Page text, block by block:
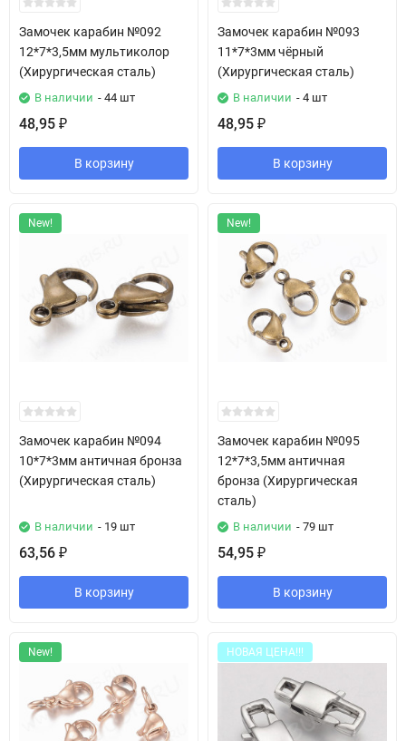
Замочек карабин №092
12*7*3,5мм мультиколор
(Хирургическая сталь)
В наличии - 44 шт
48,95 ₽
В корзину
Замочек карабин №093
11*7*3мм чёрный
(Хирургическая сталь)
В наличии - 4 шт
48,95 ₽
В корзину
New!
Замочек карабин №094
10*7*3мм античная бронза
(Хирургическая сталь)
В наличии - 19 шт
63,56 ₽
В корзину
New!
Замочек карабин №095
12*7*3,5мм античная
бронза (Хирургическая
сталь)
В наличии - 79 шт
54,95 ₽
В корзину
New! НОВАЯ ЦЕНА!!!